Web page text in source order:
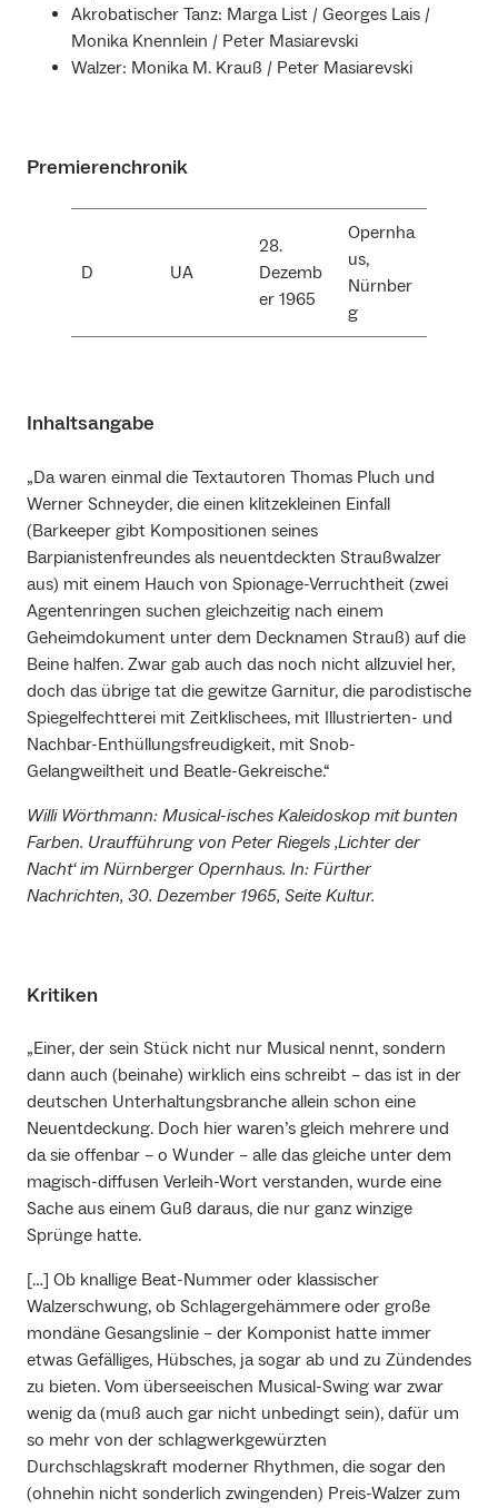
Akrobatischer Tanz: Marga List / Georges Lais /
Monika Knennlein / Peter Masiarevski
Walzer: Monika M. Krauß / Peter Masiarevski
Premierenchronik
D UA
28.
Dezemb
er 1965
Opernha
us,
Nürnber
g
Inhaltsangabe
„Da waren einmal die Textautoren Thomas Pluch und
Werner Schneyder, die einen klitzekleinen Einfall
(Barkeeper gibt Kompositionen seines
Barpianistenfreundes als neuentdeckten Straußwalzer
aus) mit einem Hauch von Spionage-Verruchtheit (zwei
Agentenringen suchen gleichzeitig nach einem
Geheimdokument unter dem Decknamen Strauß) auf die
Beine halfen. Zwar gab auch das noch nicht allzuviel her,
doch das übrige tat die gewitze Garnitur, die parodistische
Spiegelfechtterei mit Zeitklischees, mit Illustrierten- und
Nachbar-Enthüllungsfreudigkeit, mit Snob-
Gelangweiltheit und Beatle-Gekreische.“
Willi Wörthmann: Musical-isches Kaleidoskop mit bunten
Farben. Uraufführung von Peter Riegels ‚Lichter der
Nacht‘ im Nürnberger Opernhaus. In: Fürther
Nachrichten, 30. Dezember 1965, Seite Kultur.
Kritiken
„Einer, der sein Stück nicht nur Musical nennt, sondern
dann auch (beinahe) wirklich eins schreibt – das ist in der
deutschen Unterhaltungsbranche allein schon eine
Neuentdeckung. Doch hier waren’s gleich mehrere und
da sie offenbar – o Wunder – alle das gleiche unter dem
magisch-diffusen Verleih-Wort verstanden, wurde eine
Sache aus einem Guß daraus, die nur ganz winzige
Sprünge hatte.
[…] Ob knallige Beat-Nummer oder klassischer
Walzerschwung, ob Schlagergehämmere oder große
mondäne Gesangslinie – der Komponist hatte immer
etwas Gefälliges, Hübsches, ja sogar ab und zu Zündendes
zu bieten. Vom überseeischen Musical-Swing war zwar
wenig da (muß auch gar nicht unbedingt sein), dafür um
so mehr von der schlagwerkgewürzten
Durchschlagskraft moderner Rhythmen, die sogar den
(ohnehin nicht sonderlich zwingenden) Preis-Walzer zum